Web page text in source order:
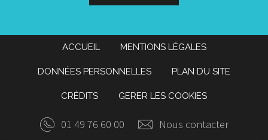
ACCUEIL MENTIONS LÉGALES
DONNÉES PERSONNELLES PLAN DU SITE
CRÉDITS GERER LES COOKIES
01 49 76 60 00 Nous contacter